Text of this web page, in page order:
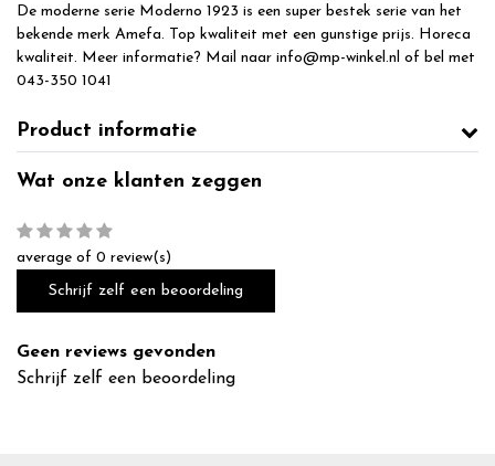
De moderne serie Moderno 1923 is een super bestek serie van het
bekende merk Amefa. Top kwaliteit met een gunstige prijs. Horeca
kwaliteit. Meer informatie? Mail naar info@mp-winkel.nl of bel met
043-350 1041
Product informatie
Wat onze klanten zeggen
average of 0 review(s)
Schrijf zelf een beoordeling
Geen reviews gevonden
Schrijf zelf een beoordeling